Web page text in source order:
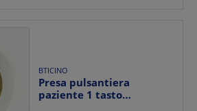
BTICINO
Presa pulsantiera
paziente 1 tasto